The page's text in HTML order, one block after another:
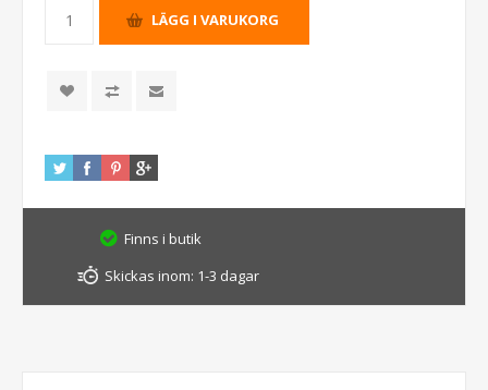
Finns i butik
Skickas inom: 1-3 dagar